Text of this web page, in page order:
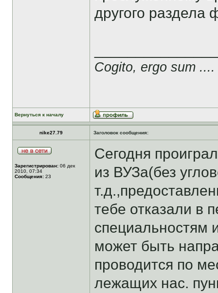
другого раздела
Cogito, ergo sum ....
Вернуться к началу
nike27.79 Заголовок сообщения:
Зарегистрирован: 06 дек
2010, 07:34
Сообщения: 23
Сегодня
из ВУЗа(без
тебе отказали в
специальностям
может быть
проводится по
лежащих нас.